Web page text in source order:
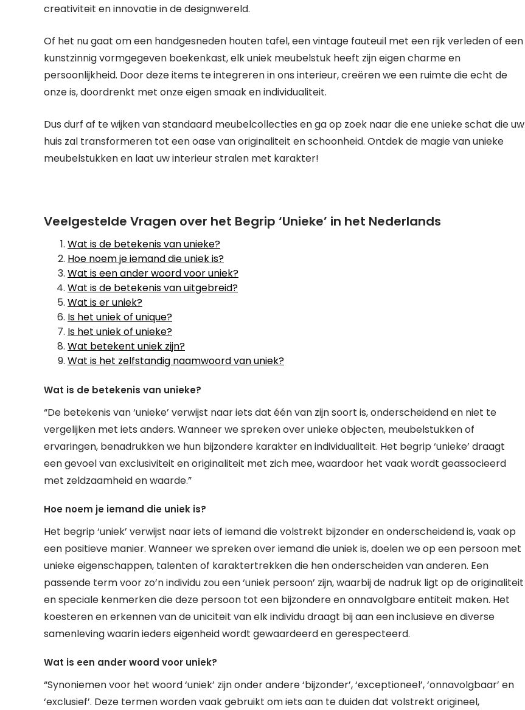
creativiteit en innovatie in de designwereld.
Of het nu gaat om een handgesneden houten tafel, een vintage fauteuil met een rijk verleden of een
kunstzinnig vormgegeven boekenkast, elk uniek meubelstuk heeft zijn eigen charme en
persoonlijkheid. Door deze items te integreren in ons interieur, creëren we een ruimte die echt de
onze is, doordrenkt met onze eigen smaak en individualiteit.
Dus durf af te wijken van standaard meubelcollecties en ga op zoek naar die ene unieke schat die uw
huis zal transformeren tot een oase van originaliteit en schoonheid. Ontdek de magie van unieke
meubelstukken en laat uw interieur stralen met karakter!
Veelgestelde Vragen over het Begrip ‘Unieke’ in het Nederlands
Wat is de betekenis van unieke?
Hoe noem je iemand die uniek is?
Wat is een ander woord voor uniek?
Wat is de betekenis van uitgebreid?
Wat is er uniek?
Is het uniek of unique?
Is het uniek of unieke?
Wat betekent uniek zijn?
Wat is het zelfstandig naamwoord van uniek?
Wat is de betekenis van unieke?
“De betekenis van ‘unieke’ verwijst naar iets dat één van zijn soort is, onderscheidend en niet te
vergelijken met iets anders. Wanneer we spreken over unieke objecten, meubelstukken of
ervaringen, benadrukken we hun bijzondere karakter en individualiteit. Het begrip ‘unieke’ draagt
een gevoel van exclusiviteit en originaliteit met zich mee, waardoor het vaak wordt geassocieerd
met zeldzaamheid en waarde.”
Hoe noem je iemand die uniek is?
Het begrip ‘uniek’ verwijst naar iets of iemand die volstrekt bijzonder en onderscheidend is, vaak op
een positieve manier. Wanneer we spreken over iemand die uniek is, doelen we op een persoon met
unieke eigenschappen, talenten of karaktertrekken die hen onderscheiden van anderen. Een
passende term voor zo’n individu zou een ‘uniek persoon’ zijn, waarbij de nadruk ligt op de originaliteit
en speciale kenmerken die deze persoon tot een bijzondere en onnavolgbare entiteit maken. Het
koesteren en erkennen van de uniciteit van elk individu draagt bij aan een inclusieve en diverse
samenleving waarin ieders eigenheid wordt gewaardeerd en gerespecteerd.
Wat is een ander woord voor uniek?
“Synoniemen voor het woord ‘uniek’ zijn onder andere ‘bijzonder’, ‘exceptioneel’, ‘onnavolgbaar’ en
‘exclusief’. Deze termen worden vaak gebruikt om iets aan te duiden dat volstrekt origineel,